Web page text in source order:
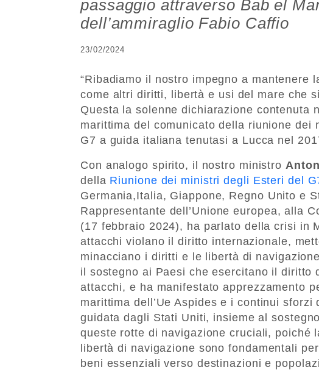
passaggio attraverso Bab el
dell’ammiraglio Fabio Caffio
23/02/2024
“Ribadiamo il nostro impegno a mantenere
come altri diritti, libertà e usi del mare che
Questa la solenne dichiarazione contenuta
marittima del comunicato della riunione dei
G7 a guida italiana tenutasi a Lucca nel
Con analogo spirito, il nostro ministro
della Riunione dei ministri degli Esteri del
Germania,Italia, Giappone, Regno Unito e
Rappresentante dell’Unione europea, alla
(17 febbraio 2024), ha parlato della crisi in
attacchi violano il diritto internazionale,
minacciano i diritti e le libertà di
il sostegno ai Paesi che esercitano il diritto
attacchi, e ha manifestato apprezzamento
marittima dell’Ue Aspides e i continui sforzi
guidata dagli Stati Uniti, insieme al
queste rotte di navigazione cruciali, poiché
libertà di navigazione sono fondamentali
beni essenziali verso destinazioni e